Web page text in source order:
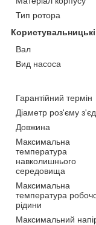
Тип ротора
Вал
Вид насоса
Гарантійний термін
Діаметр роз'єму
Довжина
Максимальна
температура
навколишнього
середовища
Максимальна
температура
рідини
Максимальний